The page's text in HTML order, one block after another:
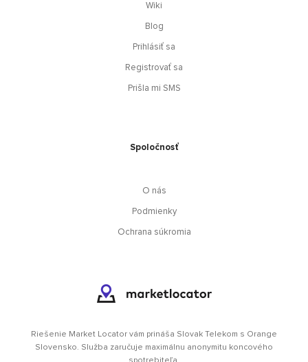
Wiki
Blog
Prihlásiť sa
Registrovať sa
Prišla mi SMS
Spoločnosť
O nás
Podmienky
Ochrana súkromia
Riešenie Market Locator vám prináša Slovak Telekom s Orange
Slovensko. Služba zaručuje maximálnu anonymitu koncového